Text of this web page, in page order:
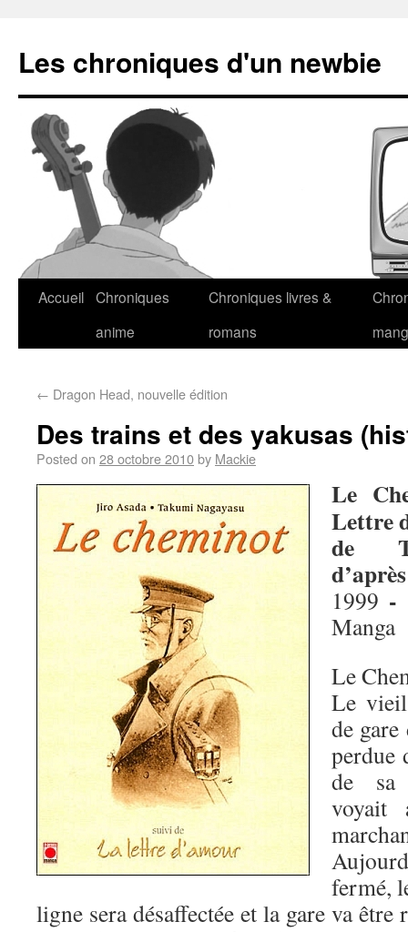
Les chroniques d'un newbie
Accueil Chroniques
anime
Chroniques livres &
romans
← Dragon Head, nouvelle édition
Des trains et des yakusas
Posted on 28 octobre 2010by Mackie
Le
Lettre
de
1999 -
Manga
Le
Le
de
perdue
de sa
voyait
fermé,
ligne sera désaffectée et la gare va être